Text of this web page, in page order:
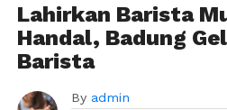
Lahirkan Barista
Handal, Badung
Barista
By admin